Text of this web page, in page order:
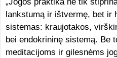
lankstumą ir ištvermę, bet ir
sistemas: kraujotakos,
bei endokrininę sistemą. Be
meditacijoms ir gilesnėms